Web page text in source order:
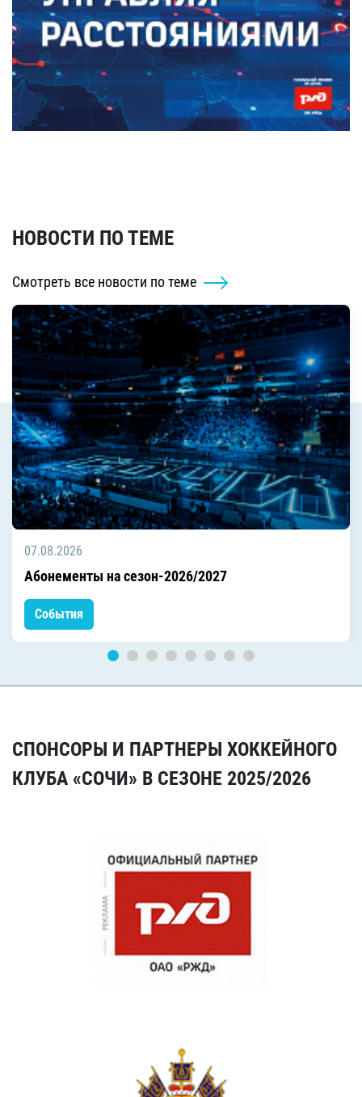
НОВОСТИ ПО ТЕМЕ
Смотреть все новости по теме
07.08.2026
Абонементы на сезон-2026/2027
События
СПОНСОРЫ И ПАРТНЕРЫ ХОККЕЙНОГО
КЛУБА «СОЧИ» В СЕЗОНЕ 2025/2026